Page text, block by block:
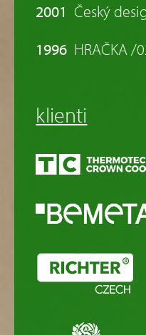
2001 Český
1996 HRAČKA /
klienti